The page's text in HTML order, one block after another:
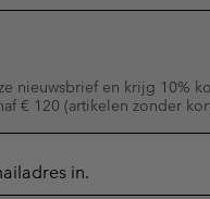
nieuwsbrief en krijg 10%
€ 120 (artikelen zonder